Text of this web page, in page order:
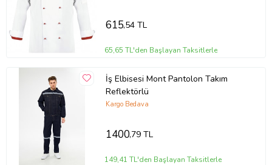
615,54 TL
65,65 TL'den Başlayan Taksitlerle
İş Elbisesi Mont Pantolon Takım
Reflektörlü
Kargo Bedava
1400,79 TL
149,41 TL'den Başlayan Taksitlerle